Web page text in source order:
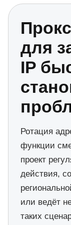
для
IP
Ротация
функции
проект
действия,
или ведёт
таких